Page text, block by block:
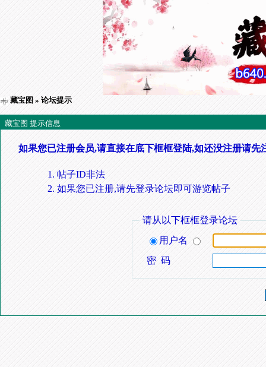
藏宝图 » 论坛提示
藏宝图 提示信息
如果您已注册会员,请直接在底下框框登陆,如还没注册请先
帖子ID非法
如果您已注册,请先登录论坛即可游览帖子
请从以下框框登录论坛
用户名
密 码